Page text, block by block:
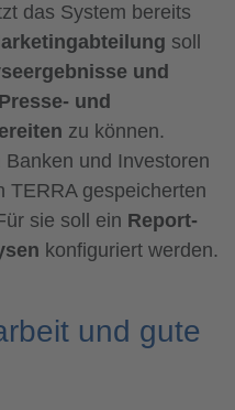
das System bereits
soll
und
Presse- und
zu können.
Banken und Investoren
TERRA gespeicherten
sie soll ein Report-
konfiguriert werden.
und gute